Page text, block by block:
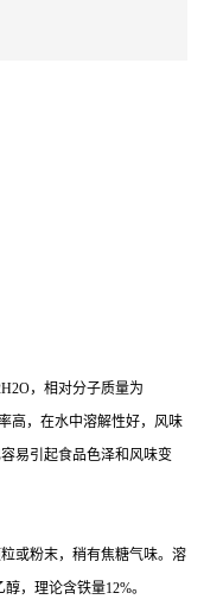
，相对分子质量为
高，在水中溶解性好，风味
易引起食品色泽和风味变
或粉末，稍有焦糖气味。溶
，理论含铁量12%。